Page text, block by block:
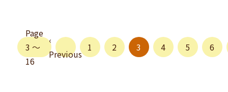
Page
3 〜
16
‹
Previous
1 2 3 4 5 6